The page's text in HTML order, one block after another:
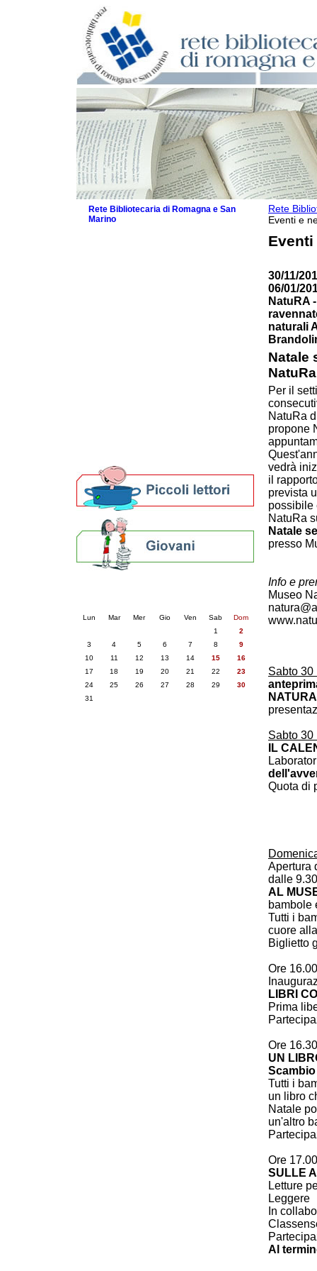
Rete
Eventi e
Eventi
30/11/
06/01/
NatuRA
naturali
Natale
NatuRa
Per il
NatuRa
propone
vedrà
il
prevista
possibile
NatuRa
Natale
presso
Info e
Museo
Sabto 30
Sabto 30
IL
Quota di
Apertura
dalle
AL
bambole
Tutti i
cuore
Biglietto
Ore 16.00
LIBRI
Prima
Ore 16.30
UN
Tutti i
un libro
Natale
un'altro
Ore 17.00
SULLE
Letture
Leggere
In
Al
Rete Bibliotecaria di Romagna e San
Marino
Lun Mar Mer Gio Ven Sab
Dom
1
2
3
4 5 6 7 8
9
10
11 12 13 14 15
16
17
18 19 20 21 22
23
24
25 26 27 28 29
30
31